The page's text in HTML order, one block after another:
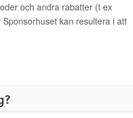
och andra rabatter (t ex
kan resultera i att